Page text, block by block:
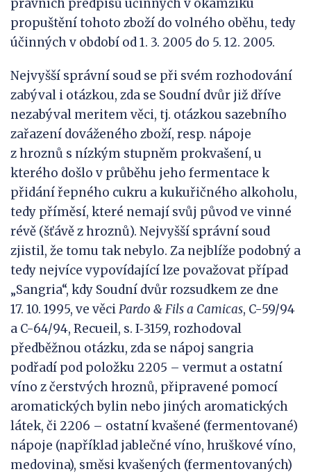
právních předpisů účinných v okamžiku
propuštění tohoto zboží do volného oběhu, tedy
účinných v období od 1. 3. 2005 do 5. 12. 2005.
Nejvyšší správní soud se při svém rozhodování
zabýval i otázkou, zda se Soudní dvůr již dříve
nezabýval meritem věci, tj. otázkou sazebního
zařazení dováženého zboží, resp. nápoje
z hroznů s nízkým stupněm prokvašení, u
kterého došlo v průběhu jeho fermentace k
přidání řepného cukru a kukuřičného alkoholu,
tedy příměsí, které nemají svůj původ ve vinné
révě (šťávě z hroznů). Nejvyšší správní soud
zjistil, že tomu tak nebylo. Za nejblíže podobný a
tedy nejvíce vypovídající lze považovat případ
„Sangria“, kdy Soudní dvůr rozsudkem ze dne
17. 10. 1995, ve věciPardo &Fils a Camicas, C-59/94
a C-64/94, Recueil, s. I‑3159, rozhodoval
předběžnou otázku, zda se nápoj sangria
podřadí pod položku 2205 – vermut a ostatní
víno z čerstvých hroznů, připravené pomocí
aromatických bylin nebo jiných aromatických
látek, či 2206 – ostatní kvašené (fermentované)
nápoje (například jablečné víno, hruškové víno,
medovina), směsi kvašených (fermentovaných)